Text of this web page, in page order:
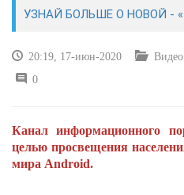
РЕМОНТ И СОВЕТЫ
УЧЕБНИК CSS
УЗНАЙ БОЛЬШЕ О НОВОЙ -
20:19, 17-июн-2020
0
Канал информационного
целью просвещения
мира Android.